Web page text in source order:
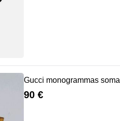
Gucci monogrammas soma
90 €